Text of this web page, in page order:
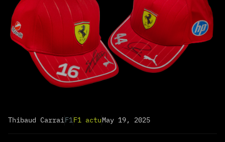
Thibaud CarraiF1F1 actuMay 19, 2025